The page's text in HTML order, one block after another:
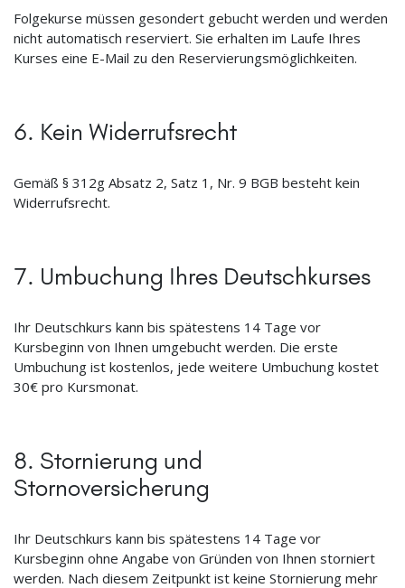
Folgekurse müssen gesondert gebucht werden und werden
nicht automatisch reserviert. Sie erhalten im Laufe Ihres
Kurses eine E-Mail zu den Reservierungsmöglichkeiten.
6. Kein Widerrufsrecht
Gemäß § 312g Absatz 2, Satz 1, Nr. 9 BGB besteht kein
Widerrufsrecht.
7. Umbuchung Ihres Deutschkurses
Ihr Deutschkurs kann bis spätestens 14 Tage vor
Kursbeginn von Ihnen umgebucht werden. Die erste
Umbuchung ist kostenlos, jede weitere Umbuchung kostet
30€ pro Kursmonat.
8. Stornierung und
Stornoversicherung
Ihr Deutschkurs kann bis spätestens 14 Tage vor
Kursbeginn ohne Angabe von Gründen von Ihnen storniert
werden. Nach diesem Zeitpunkt ist keine Stornierung mehr